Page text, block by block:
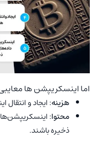
اما اینسکریپشن‌‌ ها معایبی
هزینه: ایجاد و
محتوا: اینسکریپشن‌‌‌ها
ذخیره باشند.